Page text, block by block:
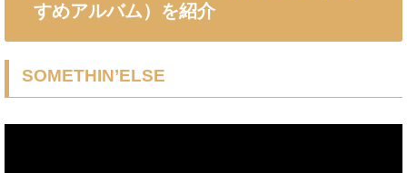
すめアルバム）を紹介
SOMETHIN’ELSE